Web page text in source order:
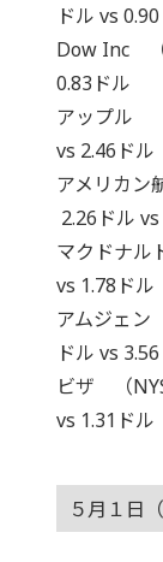
ドル vs
Dow Inc
0.83ドル
アップル
vs 2.46ドル
アメリカ
2.26ドル
マクドナ
vs 1.78ドル
アムジ
ドル vs
ビザ
vs 1.31ドル
５月１日（